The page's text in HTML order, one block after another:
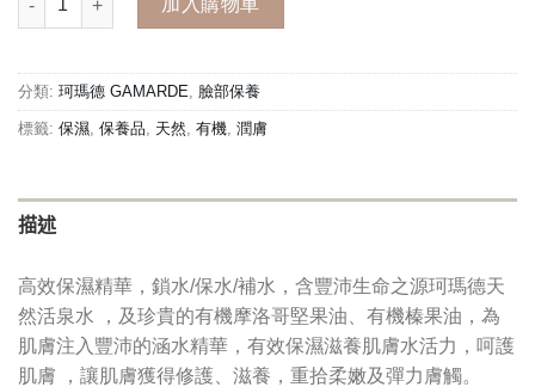
加入購物車
分類: 珂瑪德 GAMARDE, 臉部保養
標籤: 保濕, 保養品, 天然, 有機, 潤膚
描述
高效保濕精華，鎖水/保水/補水，含豐沛生命之源珂瑪德天
然活泉水 ，及珍貴的有機摩洛哥堅果油、有機榛果油，為
肌膚注入豐沛的涵水精華，有效保濕滋養肌膚水活力，呵護
肌膚 ，讓肌膚獲得修護、滋養，重拾柔嫩及彈力膚觸。